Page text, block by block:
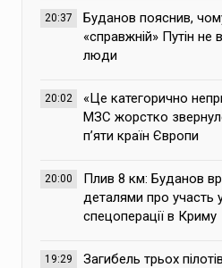
20:37
Буданов пояснив,
«справжній» Путін не
люди
20:02
«Це категорично
МЗС жорстко
п’яти країн Європи
20:00
Плив 8 км: Буданов
деталями про участь
спецоперації в Криму
19:29
Загибель трьох